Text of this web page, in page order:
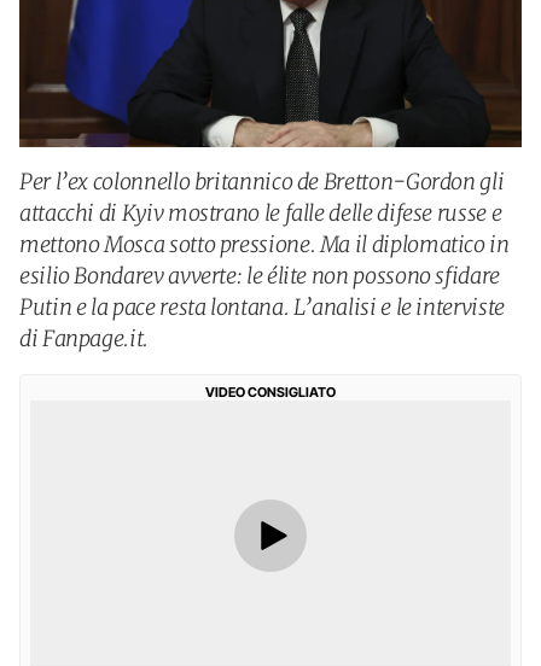
Per l’ex colonnello britannico de Bretton-Gordon gli
attacchi di Kyiv mostrano le falle delle difese russe e
mettono Mosca sotto pressione. Ma il diplomatico in
esilio Bondarev avverte: le élite non possono sfidare
Putin e la pace resta lontana. L’analisi e le interviste
di Fanpage.it.
VIDEO CONSIGLIATO